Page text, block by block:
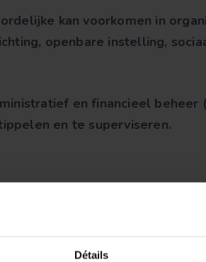
Détails
kan voorkomen in
openbare instelling,
en financieel beheer
en te superviseren.